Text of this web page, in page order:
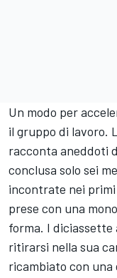
Un modo per
il gruppo di lavoro.
racconta aneddoti
conclusa solo sei
incontrate nei
prese con una
forma. I diciassette
ritirarsi nella sua
ricambiato con una